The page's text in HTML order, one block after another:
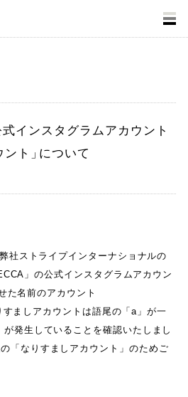
式インスタグラムアカウント
ト 」について
弊社ストライプインターナショナルの
」の公式インスタグラムアカウン
た名前のアカウント
すましアカウントは語尾の 「a 」が一
が発生していることを確認いたしまし
「 なりすましアカウント 」 のためご